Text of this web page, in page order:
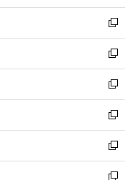
開
く
ウ
で
開
く
ン
ド
ウ
で
開
く
ウ
ィ
ン
ド
ウ
で
開
く
新
し
い
ウ
ィ
ン
ド
ウ
で
開
く
新
し
い
ウ
ィ
ン
ド
ウ
で
新
し
い
ウ
ィ
ン
ド
新
し
い
ウ
新
し